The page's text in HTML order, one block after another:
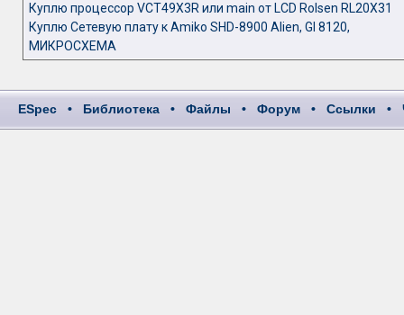
Куплю процессор VCT49X3R или main от LCD Rolsen RL20X31
Куплю Сетевую плату к Amiko SHD-8900 Alien, GI 8120,
МИКРОСХЕМА
ESpec • Библиотека • Файлы • Форум • Ссылки •